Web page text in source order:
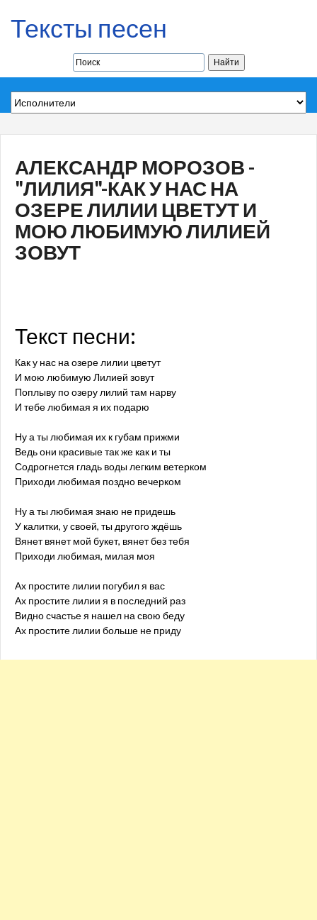
Тексты песен
АЛЕКСАНДР МОРОЗОВ -
"ЛИЛИЯ"-КАК У НАС НА
ОЗЕРЕ ЛИЛИИ ЦВЕТУТ И
МОЮ ЛЮБИМУЮ ЛИЛИЕЙ
ЗОВУТ
Текст песни:
Как у нас на озере лилии цветут
И мою любимую Лилией зовут
Поплыву по озеру лилий там нарву
И тебе любимая я их подарю
Ну а ты любимая их к губам прижми
Ведь они красивые так же как и ты
Содрогнется гладь воды легким ветерком
Приходи любимая поздно вечерком
Ну а ты любимая знаю не придешь
У калитки, у своей, ты другого ждёшь
Вянет вянет мой букет, вянет без тебя
Приходи любимая, милая моя
Ах простите лилии погубил я вас
Ах простите лилии я в последний раз
Видно счастье я нашел на свою беду
Ах простите лилии больше не приду